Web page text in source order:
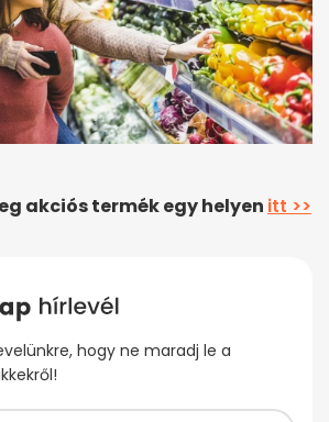
akciós termék egy helyen itt >>
hogy ne maradj le a